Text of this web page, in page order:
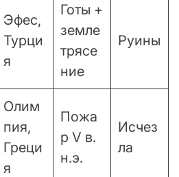
Эфес,
Турци
я
Готы +
земле
трясе
ние
Руины
Олим
пия,
Греци
я
Пожа
р V в.
н.э.
Исчез
ла